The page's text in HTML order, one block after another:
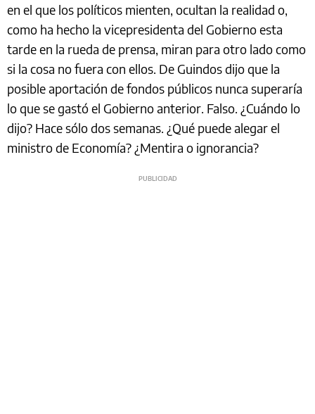
en el que los políticos mienten, ocultan la realidad o,
como ha hecho la vicepresidenta del Gobierno esta
tarde en la rueda de prensa, miran para otro lado como
si la cosa no fuera con ellos. De Guindos dijo que la
posible aportación de fondos públicos nunca superaría
lo que se gastó el Gobierno anterior. Falso. ¿Cuándo lo
dijo? Hace sólo dos semanas. ¿Qué puede alegar el
ministro de Economía? ¿Mentira o ignorancia?